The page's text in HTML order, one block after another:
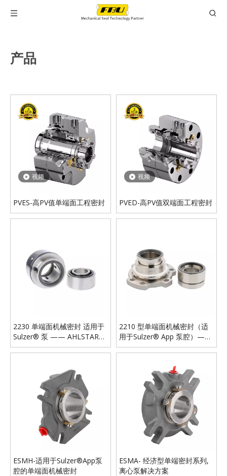
产品
视频
PVES-高PV值单端面工程密封
视频
PVED-高PV值双端面工程密封
2230 单端面机械密封 适用于
Sulzer® 泵 —— AHLSTAR系
列泵专用解决方案
2210 型单端面机械密封（适
用于Sulzer® App 泵腔）——
AHLSTAR 系列泵专用解决方
ESMH-适用于Sulzer®App泵
腔的单端面机械密封
ESMA- 经济型单端密封系列,
离心泵解决方案